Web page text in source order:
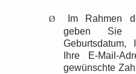
Ø
Im Rahmen
geben Sie
Geburtsdatum,
Ihre E-Mail-
gewünschte